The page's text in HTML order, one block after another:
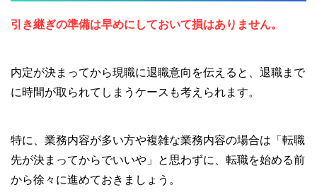
引き継ぎの準備は早めにしておいて損はありません。
内定が決まってから現職に退職意向を伝えると、退職まで
に時間が取られてしまうケースも考えられます。
特に、業務内容が多い方や複雑な業務内容の場合は「転職
先が決まってからでいいや」と思わずに、転職を始める前
から徐々に進めておきましょう。